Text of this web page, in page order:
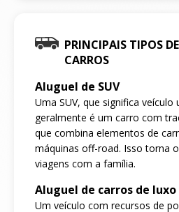
PRINCIPAIS TIPOS
CARROS
Aluguel de SUV
Uma SUV, que significa
geralmente é um carro com
que combina elementos de
máquinas off-road. Isso torna
viagens com a família.
Aluguel de carros de luxo
Um veículo com recursos de